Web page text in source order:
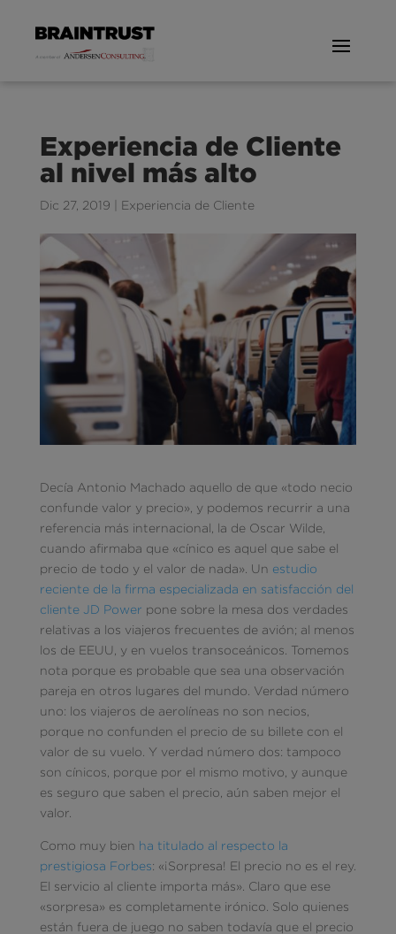
Experiencia de Cliente
al nivel más alto
Dic 27, 2019 Experiencia de Cliente
Decía Antonio Machado aquello de que «todo necio
confunde valor y precio», y podemos recurrir a una
referencia más internacional, la de Oscar Wilde,
cuando afirmaba que «cínico es aquel que sabe el
precio de todo y el valor de nada». Un estudio
reciente de la firma especializada en satisfacción del
cliente JD Power pone sobre la mesa dos verdades
relativas a los viajeros frecuentes de avión; al menos
los de EEUU, y en vuelos transoceánicos. Tomemos
nota porque es probable que sea una observación
pareja en otros lugares del mundo. Verdad número
uno: los viajeros de aerolíneas no son necios,
porque no confunden el precio de su billete con el
valor de su vuelo. Y verdad número dos: tampoco
son cínicos, porque por el mismo motivo, y aunque
es seguro que saben el precio, aún saben mejor el
valor.
Como muy bien ha titulado al respecto la
prestigiosa Forbes: «¡Sorpresa! El precio no es el rey.
El servicio al cliente importa más». Claro que ese
«sorpresa» es completamente irónico. Solo quienes
están fuera de juego no saben todavía que el precio